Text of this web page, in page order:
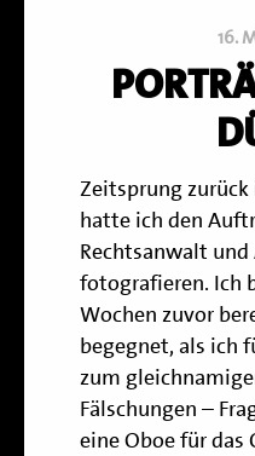
16.
Zeitsprung zurück
hatte ich den
Rechtsanwalt
fotografieren. Ich
Wochen zuvor
begegnet, als ich
zum
Fälschungen –
eine Oboe für